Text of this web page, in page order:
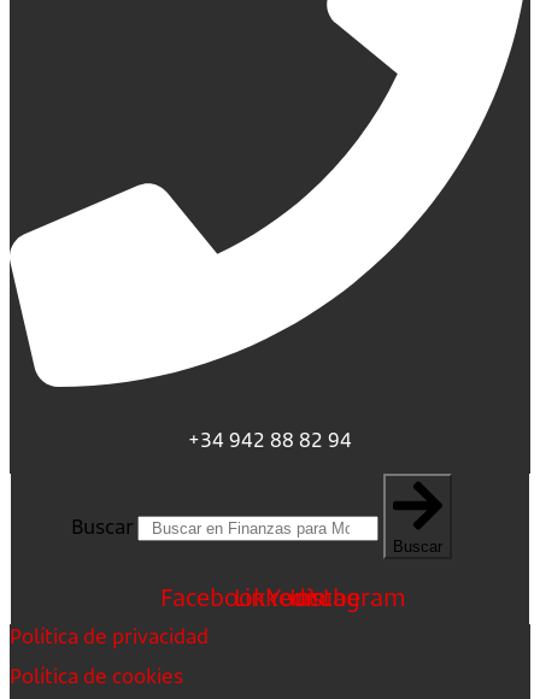
+34 942 88 82 94
Buscar
Buscar
FacebookLinkedin
Youtube
Instagram
Política de privacidad
Política de cookies